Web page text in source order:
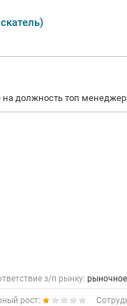
на должность топ
з/п рынку: рыночное
рост: